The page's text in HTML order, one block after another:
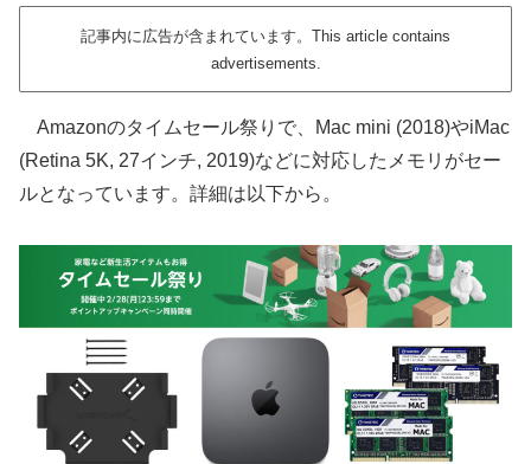
記事内に広告が含まれています。This article contains
advertisements.
Amazonのタイムセール祭りで、Mac mini (2018)やiMac
(Retina 5K, 27インチ, 2019)などに対応したメモリがセー
ルとなっています。詳細は以下から。